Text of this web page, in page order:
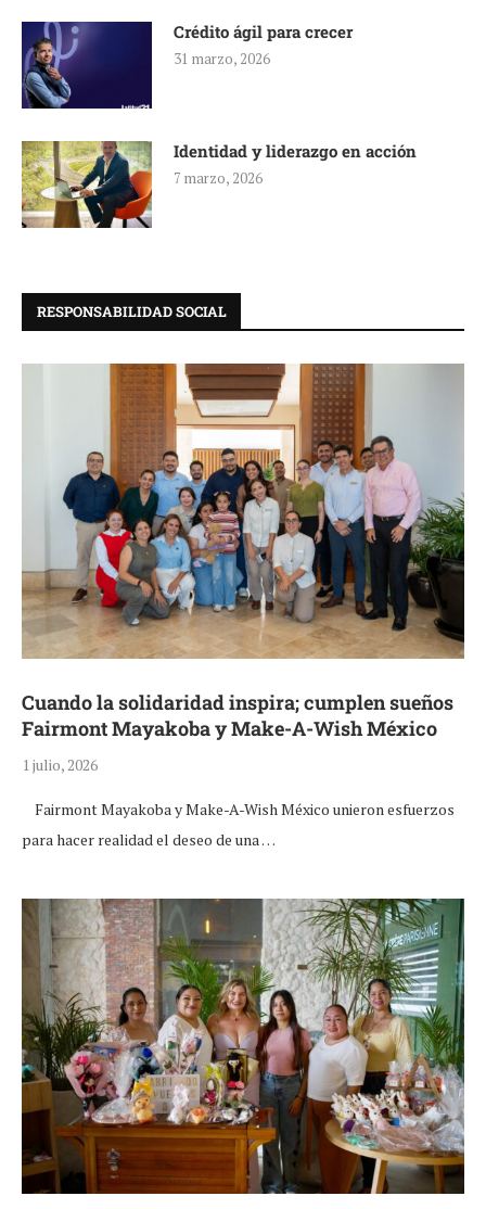
Crédito ágil para crecer
31 marzo, 2026
Identidad y liderazgo en acción
7 marzo, 2026
RESPONSABILIDAD SOCIAL
Cuando la solidaridad inspira; cumplen sueños
Fairmont Mayakoba y Make-A-Wish México
1 julio, 2026
Fairmont Mayakoba y Make-A-Wish México unieron esfuerzos
para hacer realidad el deseo de una …